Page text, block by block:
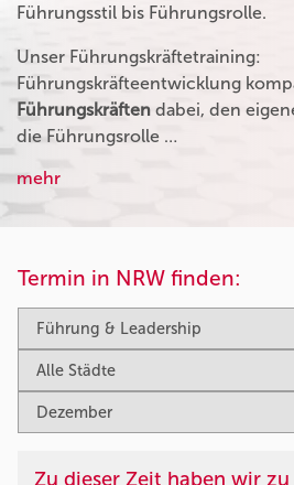
Führungsstil bis Führungsrolle.
Unser Führungskräftetraining:
Führungskräfteentwicklung
Führungskräften dabei, den
die Führungsrolle …
mehr
Termin in NRW finden:
Zu dieser Zeit haben wir